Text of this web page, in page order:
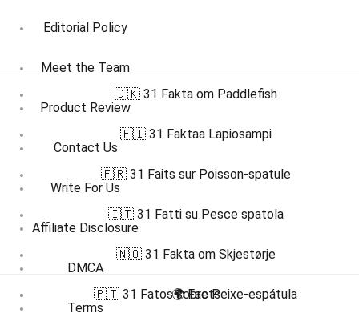
Editorial Policy
Meet the Team
Product Review
Contact Us
Write For Us
Affiliate Disclosure
DMCA
Terms
🇩🇰 31 Fakta om Paddlefish
🇫🇮 31 Faktaa Lapiosampi
🇫🇷 31 Faits sur Poisson-spatule
🇮🇹 31 Fatti su Pesce spatola
🇳🇴 31 Fakta om Skjestørje
🇵🇹 31 Fatos sobre Peixe-espátula
🌍 Facts